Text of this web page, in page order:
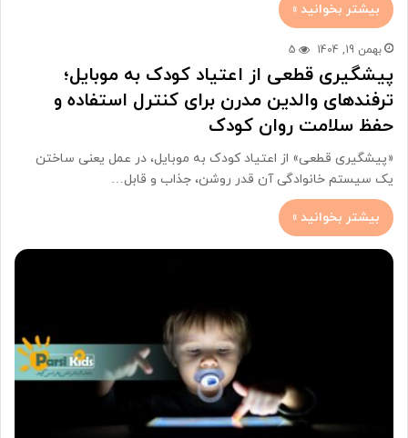
بیشتر بخوانید »
بهمن 19, 1404 5
پیشگیری قطعی از اعتیاد کودک به موبایل؛
ترفندهای والدین مدرن برای کنترل استفاده و
حفظ سلامت روان کودک
«پیشگیری قطعی» از اعتیاد کودک به موبایل، در عمل یعنی ساختن
یک سیستم خانوادگی آن قدر روشن، جذاب و قابل…
بیشتر بخوانید »